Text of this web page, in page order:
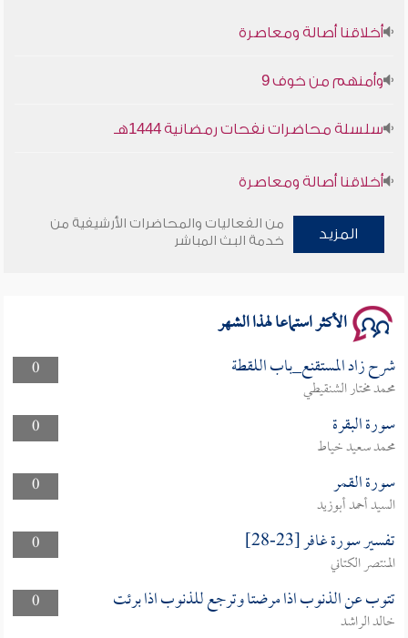
أخلاقنا أصالة ومعاصرة
وأمنهم من خوف 9
سلسلة محاضرات نفحات رمضانية 1444هـ
أخلاقنا أصالة ومعاصرة
وأمنهم من خوف 9
المزيد
من الفعاليات والمحاضرات الأرشيفية من
خدمة البث المباشر
الأكثر استماعا لهذا الشهر
0 شرح زاد المستقنع_باب اللقطة
محمد مختار الشنقيطي
0
سورة البقرة
محمد سعيد خياط
0
سورة القمر
السيد أحمد أبوزيد
0
تفسير سورة غافر [23-28]
المنتصر الكتاني
0
تتوب عن الذنوب اذا مرضتا وترجع للذنوب اذا برئت
خالد الراشد